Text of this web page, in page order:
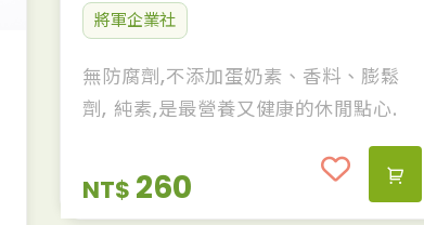
將軍企業社
無防腐劑,不添加蛋奶素、香料、膨鬆
劑, 純素,是最營養又健康的休閒點心.
NT$ 260